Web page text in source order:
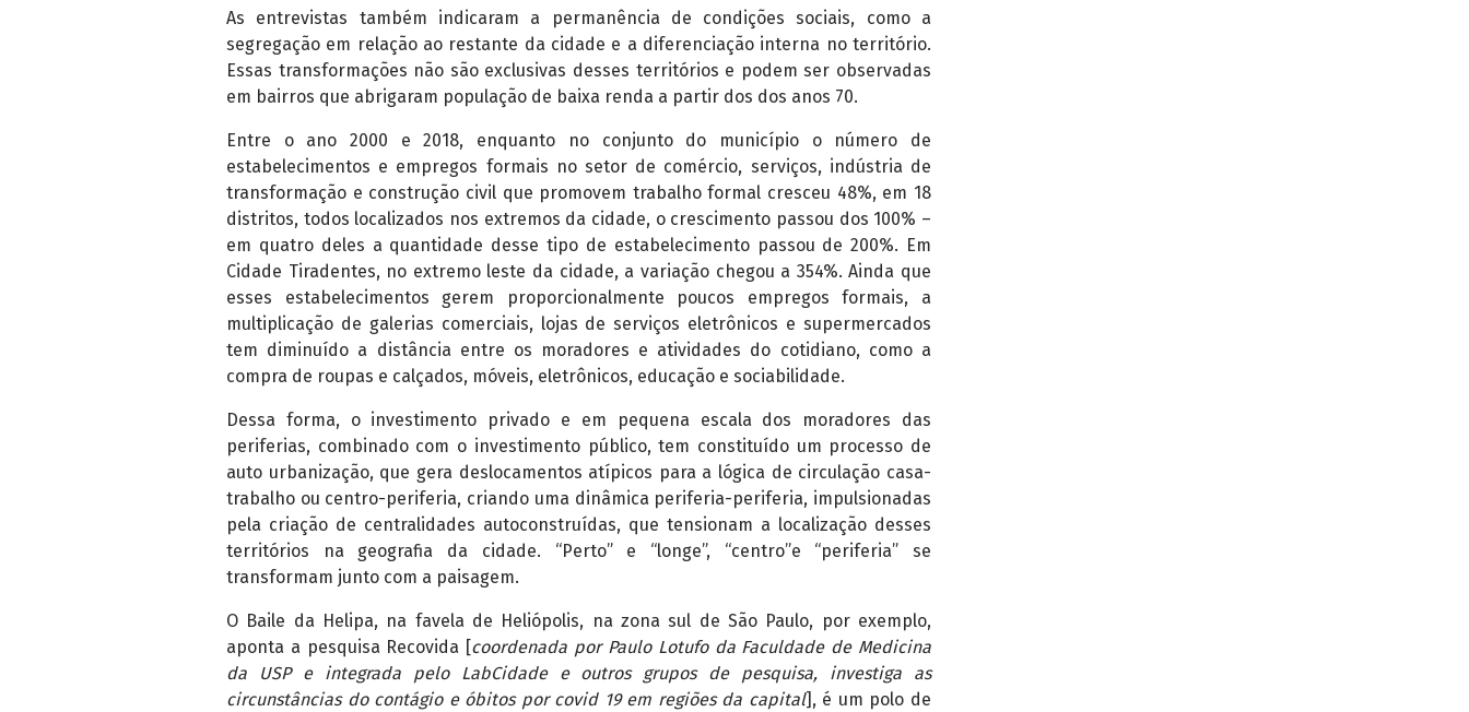
As entrevistas também indicaram a permanência de condições sociais, como a
segregação em relação ao restante da cidade e a diferenciação interna no território.
Essas transformações não são exclusivas desses territórios e podem ser observadas
em bairros que abrigaram população de baixa renda a partir dos dos anos 70.
Entre o ano 2000 e 2018, enquanto no conjunto do município o número de
estabelecimentos e empregos formais no setor de comércio, serviços, indústria de
transformação e construção civil que promovem trabalho formal cresceu 48%, em 18
distritos, todos localizados nos extremos da cidade, o crescimento passou dos 100% –
em quatro deles a quantidade desse tipo de estabelecimento passou de 200%. Em
Cidade Tiradentes, no extremo leste da cidade, a variação chegou a 354%. Ainda que
esses estabelecimentos gerem proporcionalmente poucos empregos formais, a
multiplicação de galerias comerciais, lojas de serviços eletrônicos e supermercados
tem diminuído a distância entre os moradores e atividades do cotidiano, como a
compra de roupas e calçados, móveis, eletrônicos, educação e sociabilidade.
Dessa forma, o investimento privado e em pequena escala dos moradores das
periferias, combinado com o investimento público, tem constituído um processo de
auto urbanização, que gera deslocamentos atípicos para a lógica de circulação casa-
trabalho ou centro-periferia, criando uma dinâmica periferia-periferia, impulsionadas
pela criação de centralidades autoconstruídas, que tensionam a localização desses
territórios na geografia da cidade. “Perto” e “longe”, “centro”e “periferia” se
transformam junto com a paisagem.
O Baile da Helipa, na favela de Heliópolis, na zona sul de São Paulo, por exemplo,
aponta a pesquisa Recovida [coordenada por Paulo Lotufo da Faculdade de Medicina
da USP e integrada pelo LabCidade e outros grupos de pesquisa, investiga as
circunstâncias do contágio e óbitos por covid 19 em regiões da capital], é um polo de